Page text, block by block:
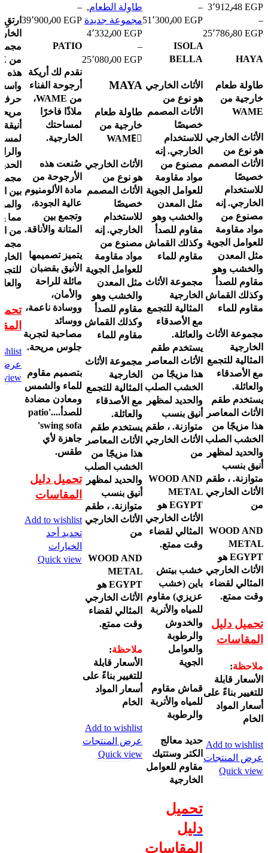
3٬912٫48 EGP
–
25٬786٫80 EGP
HAYA
طاولة طعام
خارجية من
WAME
الأثاث الخارجي
هو نوع من
الأثاث المصمم
خصيصًا
للاستخدام
الخارجي. إنه
مصنوع من
مواد مقاومة
للعوامل الجوية
مثل المعدن
والخشب وهو
مقاوم للصدأ
وكذلك القماش
مقاوم للماء
مجموعة الأثاث
الخارجية
المثالية للتجمع
مع الأصدقاء
والعائلة.
يستخدم طقم
الأثاث المعاصر
هذا مزيجًا من
الخشب الصلب
والحديد لمظهر
أنيق بنسب
متوازنة. ، طقم
الأثاث الخارجي
من
WOOD AND
METAL
EGYPT هو
الأثاث الخارجي
المثالي لقضاء
وقت ممتع.
تحميل دليل
المقاسات
ملاحظة:
الأسعار قابلة
للتغيير بناءً على
أسعار المواد
الخام
Add to wishlist
عرض المنتجات
Quick view
–
51٬300٫00 EGP
ISOLA
BELLA
الأثاث الخارجي
هو نوع من
الأثاث المصمم
خصيصًا
للاستخدام
الخارجي. إنه
مصنوع من
مواد مقاومة
للعوامل الجوية
مثل المعدن
والخشب وهو
مقاوم للصدأ
وكذلك القماش
مقاوم للماء
مجموعة الأثاث
الخارجية
المثالية للتجمع
مع الأصدقاء
والعائلة.
يستخدم طقم
الأثاث المعاصر
هذا مزيجًا من
الخشب الصلب
والحديد لمظهر
أنيق بنسب
متوازنة. ، طقم
الأثاث الخارجي
من
WOOD AND
METAL
EGYPT هو
الأثاث الخارجي
المثالي لقضاء
وقت ممتع.
خشب بيتش
باين (خشب
عزيزي) مقاوم
للمياه والأتربة
والخدوش
والرطوبة
والعوامل
الجوية
قماش مقاوم
للمياه والأتربة
والرطوبة
حديد معالج
الكتر وستتيك
مقاوم للعوامل
الخارجية
تحميل
دليل
المقاسات
طاولة الطعام,
مجموعة جديدة
4٬332٫00 EGP
–
25٬080٫00 EGP
MAYA
طاولة طعام
خارجية من
WAMEِ
الأثاث الخارجي
هو نوع من
الأثاث المصمم
خصيصًا
للاستخدام
الخارجي. إنه
مصنوع من
مواد مقاومة
للعوامل الجوية
مثل المعدن
والخشب وهو
مقاوم للصدأ
وكذلك القماش
مقاوم للماء
مجموعة الأثاث
الخارجية
المثالية للتجمع
مع الأصدقاء
والعائلة.
يستخدم طقم
الأثاث المعاصر
هذا مزيجًا من
الخشب الصلب
والحديد لمظهر
أنيق بنسب
متوازنة. ، طقم
الأثاث الخارجي
من
WOOD AND
METAL
EGYPT هو
الأثاث الخارجي
المثالي لقضاء
وقت ممتع.
ملاحظة:
الأسعار قابلة
للتغيير بناءً على
أسعار المواد
الخام
Add to wishlist
عرض المنتجات
Quick view
–
39٬900٫00 EGP
PATIO
نقدم لك أريكة
أرجوحة الفناء
من WAME،
ملاذًا فاخرًا
لمساحتك
الخارجية.
صُنعت هذه
الأرجوحة من
مادة الألومنيوم
عالية الجودة،
وتجمع بين
المتانة والأناقة.
يتميز تصميمها
الأنيق بقضبان
مائلة للراحة
والأمان،
ووسادة ناعمة،
ووسائد
مصاحبة لتجربة
جلوس مريحة.
بتصميم مقاوم
للماء والشمس
ومعادن مضادة
للصدأ....'patio
swing sofa'
جاهزة لأي
طقس.
تحميل دليل
المقاسات
Add to wishlist
تحديد أحد
الخيارات
Quick view
هذه
بين
مما
من
عرض
view